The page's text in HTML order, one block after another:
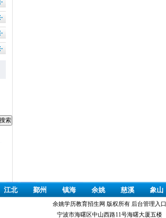
江北 鄞州 镇海 余姚 慈溪 象山
余姚学历教育招生网 版权所有 后台管理入口
宁波市海曙区中山西路11号海曙大厦五楼